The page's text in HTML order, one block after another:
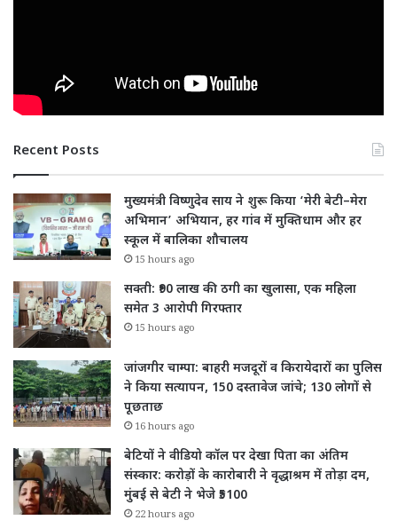
Recent Posts
मुख्यमंत्री विष्णुदेव साय ने शुरू किया ‘मेरी बेटी–मेरा
अभिमान’ अभियान, हर गांव में मुक्तिधाम और हर
स्कूल में बालिका शौचालय
15 hours ago
सक्ती: ₹90 लाख की ठगी का खुलासा, एक महिला
समेत 3 आरोपी गिरफ्तार
15 hours ago
जांजगीर चाम्पा: बाहरी मजदूरों व किरायेदारों का पुलिस
ने किया सत्यापन, 150 दस्तावेज जांचे; 130 लोगों से
पूछताछ
16 hours ago
बेटियों ने वीडियो कॉल पर देखा पिता का अंतिम
संस्कार: करोड़ों के कारोबारी ने वृद्धाश्रम में तोड़ा दम,
मुंबई से बेटी ने भेजे ₹5100
22 hours ago